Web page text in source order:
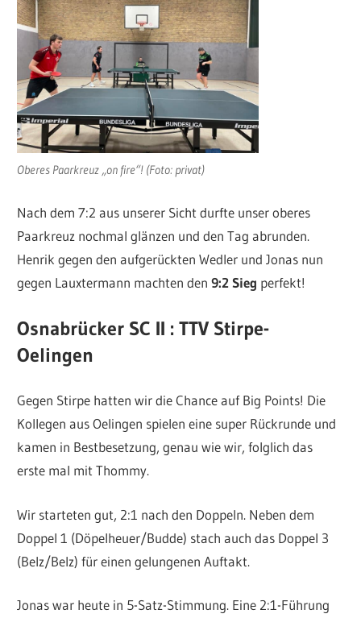
Oberes Paarkreuz „on fire“! (Foto: privat)
Nach dem 7:2 aus unserer Sicht durfte unser oberes
Paarkreuz nochmal glänzen und den Tag abrunden.
Henrik gegen den aufgerückten Wedler und Jonas nun
gegen Lauxtermann machten den9:2 Sieg perfekt!
Osnabrücker SC II : TTV Stirpe-
Oelingen
Gegen Stirpe hatten wir die Chance auf Big Points! Die
Kollegen aus Oelingen spielen eine super Rückrunde und
kamen in Bestbesetzung, genau wie wir, folglich das
erste mal mit Thommy.
Wir starteten gut, 2:1 nach den Doppeln. Neben dem
Doppel 1 (Döpelheuer/Budde) stach auch das Doppel 3
(Belz/Belz) für einen gelungenen Auftakt.
Jonas war heute in 5-Satz-Stimmung. Eine 2:1-Führung